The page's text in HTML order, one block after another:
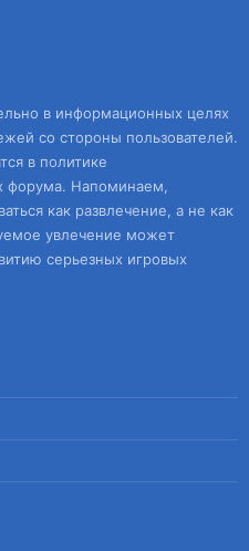
в информационных целях
со стороны пользователей.
в политике
форума. Напоминаем,
как развлечение, а не как
увлечение может
серьезных игровых